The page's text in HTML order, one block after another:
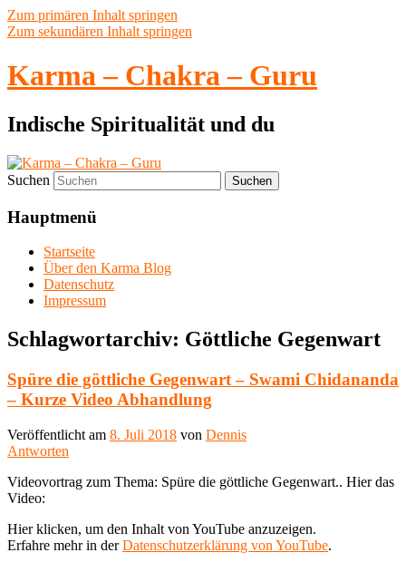
Zum primären Inhalt springen
Zum sekundären Inhalt springen
Karma – Chakra – Guru
Indische Spiritualität und du
Suchen
Hauptmenü
Startseite
Über den Karma Blog
Datenschutz
Impressum
Schlagwortarchiv: Göttliche Gegenwart
Spüre die göttliche Gegenwart – Swami Chidananda
– Kurze Video Abhandlung
Veröffentlicht am 8. Juli 2018 von Dennis
Antworten
Videovortrag zum Thema: Spüre die göttliche Gegenwart.. Hier das
Video:
„Spüre
die
göttliche
Hier klicken, um den Inhalt von YouTube anzuzeigen.
Erfahre mehr in derDatenschutzerklärung von YouTube.